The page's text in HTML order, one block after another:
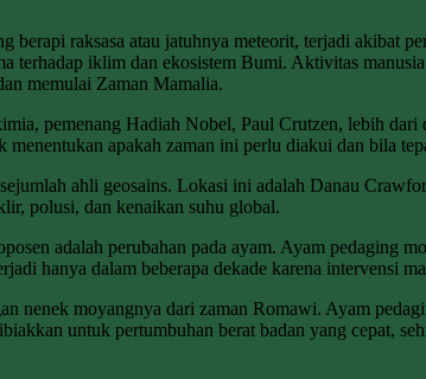
berapi raksasa atau jatuhnya meteorit, terjadi akibat
terhadap iklim dan ekosistem Bumi. Aktivitas
memulai Zaman Mamalia.
pemenang Hadiah Nobel, Paul Crutzen, lebih
apakah zaman ini perlu diakui dan bila
ahli geosains. Lokasi ini adalah Danau
polusi, dan kenaikan suhu global.
adalah perubahan pada ayam. Ayam pedaging
hanya dalam beberapa dekade karena intervensi
nenek moyangnya dari zaman Romawi. Ayam
untuk pertumbuhan berat badan yang cepat,